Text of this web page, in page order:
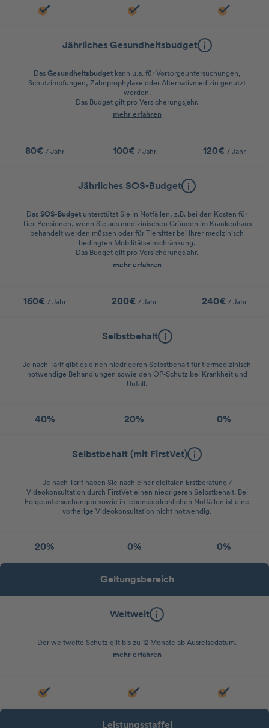
Jährliches Gesundheitsbudget
Das Gesundheitsbudgetkann u.a. für Vorsorgeuntersuchungen,
Schutzimpfungen, Zahnprophylaxe oder Alternativmedizin genutzt
werden.
Das Budget gilt pro Versicherungsjahr.
mehr erfahren
80€/ Jahr 100€ / Jahr 120€ / Jahr
Jährliches SOS-Budget
Das SOS-Budget unterstützt Sie in Notfällen, z.B. bei den Kosten für
Tier-Pensionen, wenn Sie aus medizinischen Gründen im Krankenhaus
behandelt werden müssen oder für Tiersitter bei Ihrer medizinisch
bedingten Mobilitätseinschränkung.
Das Budget gilt pro Versicherungsjahr.
mehr erfahren
160€/ Jahr 200€/ Jahr 240€ / Jahr
Selbstbehalt
Je nach Tarif gibt es einen niedrigeren Selbstbehalt für tiermedizinisch
notwendige Behandlungen sowie den OP-Schutz bei Krankheit und
Unfall.
40% 20% 0%
Selbstbehalt (mit FirstVet)
Je nach Tarif haben Sie nach einer digitalen Erstberatung /
Videokonsultation durch FirstVet einen niedrigeren Selbstbehalt. Bei
Folgeuntersuchungen sowie in lebensbedrohlichen Notfällen ist eine
vorherige Videokonsultation nicht notwendig.
20% 0% 0%
Geltungsbereich
Weltweit
Der weltweite Schutz gilt bis zu 12 Monate ab Ausreisedatum.
mehr erfahren
Leistungsstaffel